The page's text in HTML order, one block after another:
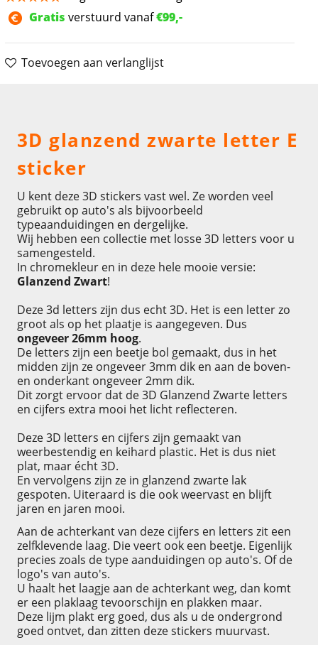
Gratis verstuurd vanaf€99,-
Toevoegen aan verlanglijst
3D glanzend zwarte letter E
sticker
U kent deze 3D stickers vast wel. Ze worden veel
gebruikt op auto's als bijvoorbeeld
typeaanduidingen en dergelijke.
Wij hebben een collectie met losse 3D letters voor u
samengesteld.
In chromekleur en in deze hele mooie versie:
Glanzend Zwart!
Deze 3d letters zijn dus echt 3D. Het is een letter zo
groot als op het plaatje is aangegeven. Dus
ongeveer 26mm hoog.
De letters zijn een beetje bol gemaakt, dus in het
midden zijn ze ongeveer 3mm dik en aan de boven-
en onderkant ongeveer 2mm dik.
Dit zorgt ervoor dat de 3D Glanzend Zwarte letters
en cijfers extra mooi het licht reflecteren.
Deze 3D letters en cijfers zijn gemaakt van
weerbestendig en keihard plastic. Het is dus niet
plat, maar écht 3D.
En vervolgens zijn ze in glanzend zwarte lak
gespoten. Uiteraard is die ook weervast en blijft
jaren en jaren mooi.
Aan de achterkant van deze cijfers en letters zit een
zelfklevende laag. Die veert ook een beetje. Eigenlijk
precies zoals de type aanduidingen op auto's. Of de
logo's van auto's.
U haalt het laagje aan de achterkant weg, dan komt
er een plaklaag tevoorschijn en plakken maar.
Deze lijm plakt erg goed, dus als u de ondergrond
goed ontvet, dan zitten deze stickers muurvast.